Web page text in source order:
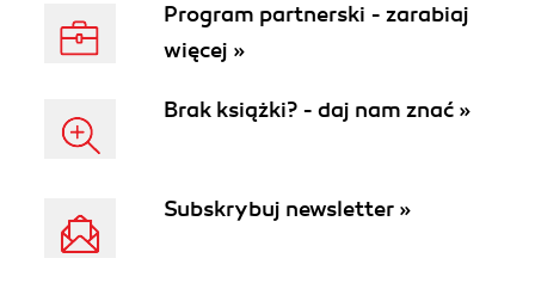
Program partnerski - zarabiaj
więcej »
Brak książki? - daj nam znać »
Subskrybuj newsletter »